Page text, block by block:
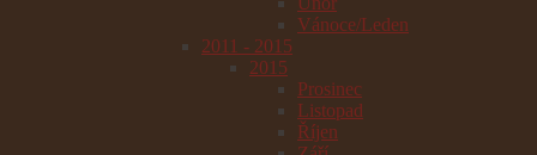
Vánoce/Leden
2011 - 2015
2015
Prosinec
Listopad
Říjen